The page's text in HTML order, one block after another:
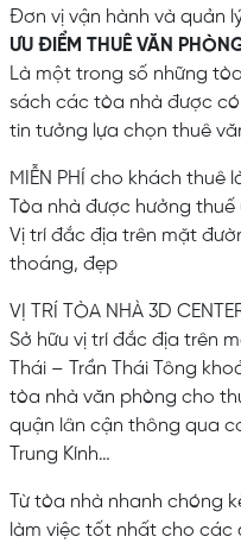
Đơn vị vận hành và quản
ƯU ĐIỂM THUÊ VĂN
Là một trong số những
sách các tòa nhà được
tin tưởng lựa chọn thuê
MIỄN PHÍ cho khách thuê
Tòa nhà được hưởng
Vị trí đắc địa trên mặt
thoáng, đẹp
VỊ TRÍ TÒA NHÀ 3D
Sở hữu vị trí đắc địa trên
Thái – Trần Thái Tông
tòa nhà văn phòng cho
quận lân cận thông qua
Trung Kính…
Từ tòa nhà nhanh chóng
làm việc tốt nhất cho các